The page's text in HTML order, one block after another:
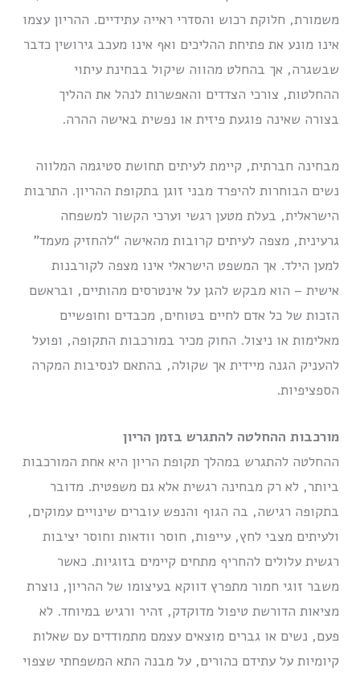
משמורת, חלוקת רכוש והסדרי ראייה עתידיים. ההריון עצמו
אינו מונע את פתיחת ההליכים ואף אינו מעכב גירושין כדבר
שבשגרה, אך בהחלט מהווה שיקול בבחינת עיתוי
ההחלטות, צורכי הצדדים והאפשרות לנהל את ההליך
בצורה שאינה פוגעת פיזית או נפשית באישה ההרה.
מבחינה חברתית, קיימת לעיתים תחושת סטיגמה המלווה
נשים הבוחרות להיפרד מבני זוגן בתקופת ההריון. התרבות
הישראלית, בעלת מטען רגשי וערכי הקשור למשפחה
גרעינית, מצפה לעיתים קרובות מהאישה “להחזיק מעמד”
למען הילד. אך המשפט הישראלי אינו מצפה לקורבנות
אישית – הוא מבקש להגן על אינטרסים מהותיים, ובראשם
הזכות של כל אדם לחיים בטוחים, מכבדים וחופשיים
מאלימות או ניצול. החוק מכיר במורכבות התקופה, ופועל
להעניק הגנה מיידית אך שקולה, בהתאם לנסיבות המקרה
הספציפיות.
מורכבות ההחלטה להתגרש בזמן הריון
ההחלטה להתגרש במהלך תקופת הריון היא אחת המורכבות
ביותר, לא רק מבחינה רגשית אלא גם משפטית. מדובר
בתקופה רגישה, בה הגוף והנפש עוברים שינויים עמוקים,
ולעיתים מצבי לחץ, עייפות, חוסר וודאות וחוסר יציבות
רגשית עלולים להחריף מתחים קיימים בזוגיות. כאשר
משבר זוגי חמור מתפרץ דווקא בעיצומו של ההריון, נוצרת
מציאות הדורשת טיפול מדוקדק, זהיר ורגיש במיוחד. לא
פעם, נשים או גברים מוצאים עצמם מתמודדים עם שאלות
קיומיות על עתידם כהורים, על מבנה התא המשפחתי שצפוי